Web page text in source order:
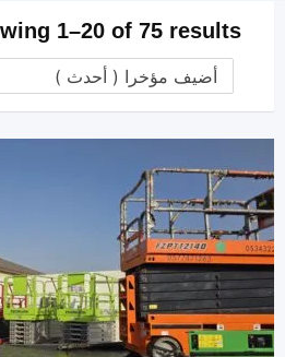
1–20 of 75 results